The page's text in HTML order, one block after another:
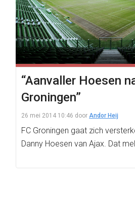
“Aanvaller Hoesen
Groningen”
26 mei 2014 10:46 door Andor Heij
FC Groningen gaat zich
Danny Hoesen van Ajax. Dat